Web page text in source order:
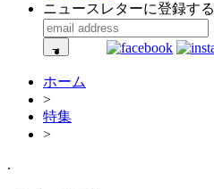
ニュースレターに登録する
ホーム
>
特集
>
.